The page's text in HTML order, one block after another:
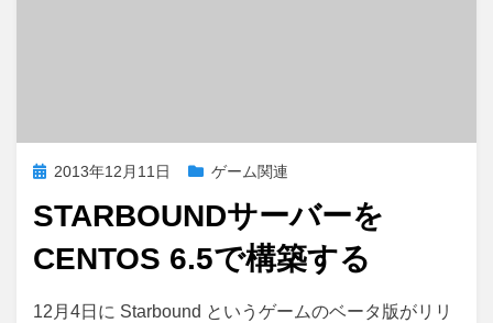
投
日:
2013年12月11日 ゲーム関連
STARBOUNDサーバーを
CENTOS 6.5で構築する
投稿者さいこる
Starbound
コメント
12月4日に Starbound というゲームのベータ版がリリ